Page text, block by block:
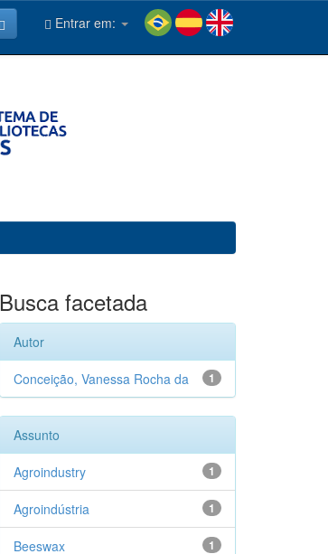
Entrar em:
Busca facetada
Autor
1
Conceição, Vanessa Rocha da
Assunto
1
Agroindustry
1
Agroindústria
1
Beeswax